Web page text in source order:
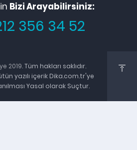
Bizi Arayabilirsiniz:
356 34 52
2019. Tüm hakları saklıdır.
yazılı içerik Dika.com.tr'ye
Yasal olarak Suçtur.